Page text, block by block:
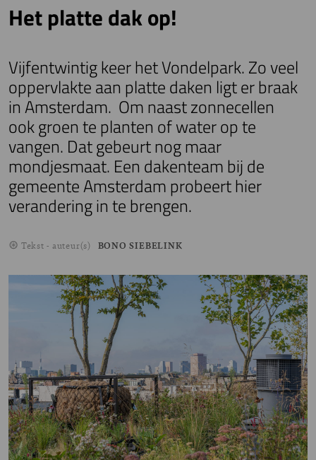
Het platte dak op!
Vijfentwintig keer het Vondelpark. Zo veel
oppervlakte aan platte daken ligt er braak
in Amsterdam. Om naast zonnecellen
ook groen te planten of water op te
vangen. Dat gebeurt nog maar
mondjesmaat. Een dakenteam bij de
gemeente Amsterdam probeert hier
verandering in te brengen.
Tekst - auteur(s) BONO SIEBELINK
Image